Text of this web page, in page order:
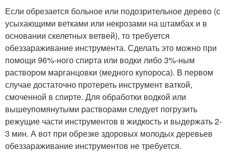
Если обрезается больное или подозрительное дерево (с
усыхающими ветками или некрозами на штамбах и в
основании скелетных ветвей), то требуется
обеззараживание инструмента. Сделать это можно при
помощи 96%-ного спирта или водки либо 3%-ным
раствором марганцовки (медного купороса). В первом
случае достаточно протереть инструмент ваткой,
смоченной в спирте. Для обработки водкой или
вышеупомянутыми растворами следует погрузить
режущие части инструментов в жидкость и выдержать 2-
3 мин. А вот при обрезке здоровых молодых деревьев
обеззараживание инструментов не требуется.